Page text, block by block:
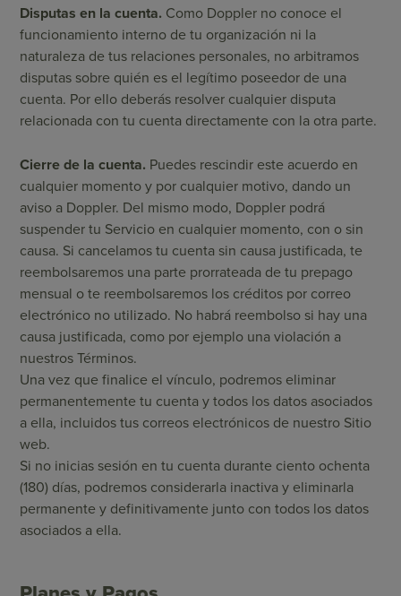
Disputas en la cuenta. Como Doppler no conoce el
funcionamiento interno de tu organización ni la
naturaleza de tus relaciones personales, no arbitramos
disputas sobre quién es el legítimo poseedor de una
cuenta. Por ello deberás resolver cualquier disputa
relacionada con tu cuenta directamente con la otra parte.
Cierre de la cuenta. Puedes rescindir este acuerdo en
cualquier momento y por cualquier motivo, dando un
aviso a Doppler. Del mismo modo, Doppler podrá
suspender tu Servicio en cualquier momento, con o sin
causa. Si cancelamos tu cuenta sin causa justificada, te
reembolsaremos una parte prorrateada de tu prepago
mensual o te reembolsaremos los créditos por correo
electrónico no utilizado. No habrá reembolso si hay una
causa justificada, como por ejemplo una violación a
nuestros Términos.
Una vez que finalice el vínculo, podremos eliminar
permanentemente tu cuenta y todos los datos asociados
a ella, incluidos tus correos electrónicos de nuestro Sitio
web.
Si no inicias sesión en tu cuenta durante ciento ochenta
(180) días, podremos considerarla inactiva y eliminarla
permanente y definitivamente junto con todos los datos
asociados a ella.